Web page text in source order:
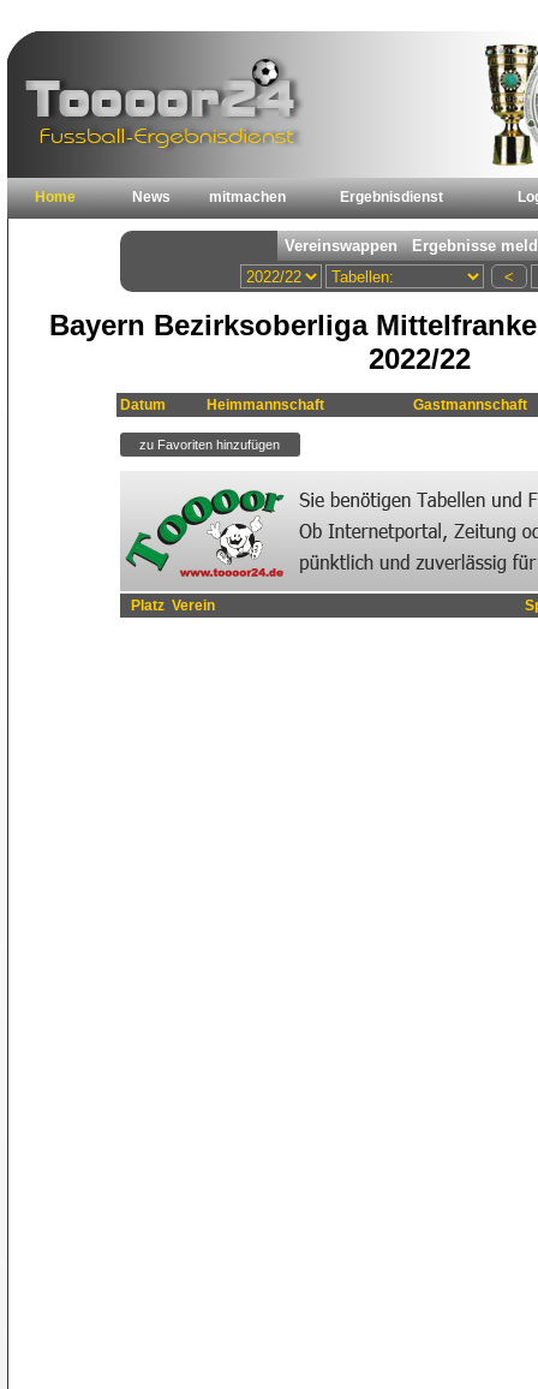
Home News mitmachen Ergebnisdienst
Bayern Bezirksoberliga
2022/22
Datum Heimmannschaft Gastmannschaft
Platz Verein